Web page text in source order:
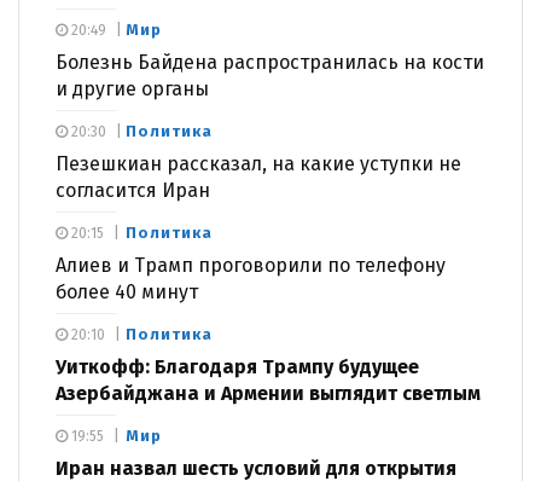
Мир
Болезнь Байдена распространилась на кости
и другие органы
20:49
Политика
Пезешкиан рассказал, на какие уступки не
согласится Иран
20:30
Политика
Алиев и Трамп проговорили по телефону
более 40 минут
20:15
Политика
Уиткофф: Благодаря Трампу будущее
Азербайджана и Армении выглядит светлым
20:10
Мир
Иран назвал шесть условий для открытия
19:55